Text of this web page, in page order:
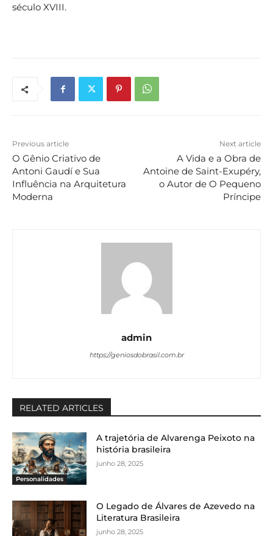
século XVIII.
Previous article
O Gênio Criativo de
Antoni Gaudí e Sua
Influência na Arquitetura
Moderna
Next article
A Vida e a Obra de
Antoine de Saint-Exupéry,
o Autor de O Pequeno
Príncipe
admin
https://geniosdobrasil.com.br
RELATED ARTICLES
Personalidades
A trajetória de Alvarenga Peixoto na
história brasileira
junho 28, 2025
O Legado de Álvares de Azevedo na
Literatura Brasileira
junho 28, 2025